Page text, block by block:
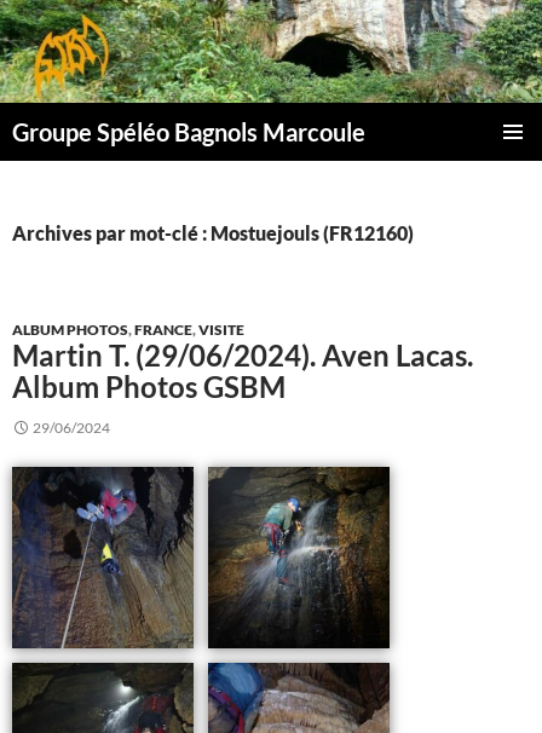
Aller
au
contenu
Groupe Spéléo Bagnols Marcoule
Archives par mot-clé : Mostuejouls (FR12160)
ALBUM PHOTOS,FRANCE,VISITE
Martin T. (29/06/2024). Aven Lacas.
Album Photos GSBM
29/06/2024